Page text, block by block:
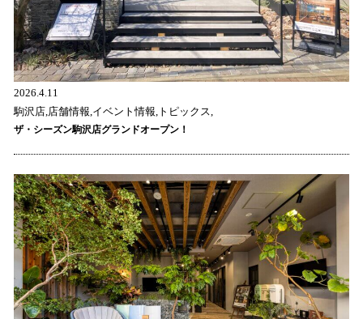
2026.4.11
駒沢店,店舗情報,イベント情報,トピックス,
ザ・シーズン駒沢店グランドオープン！